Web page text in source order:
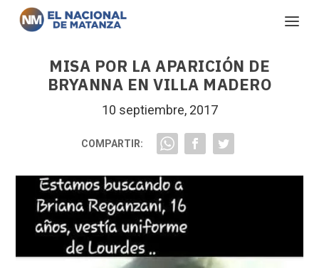
MISA POR LA APARICIÓN DE
BRYANNA EN VILLA MADERO
10 septiembre, 2017
COMPARTIR: